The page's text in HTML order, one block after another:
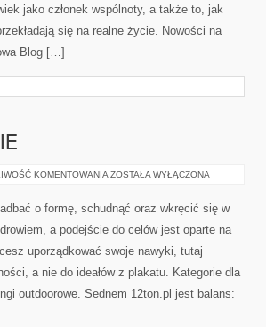
jako członek wspólnoty, a także to, jak
się na realne życie. Nowości na
Blog […]
KOMENTOWANIA FAKTY
O
FITNESSIE
ZOSTAŁA WYŁĄCZONA
o formę, schudnąć oraz wkręcić się w
a podejście do celów jest oparte na
uporządkować swoje nawyki, tutaj
a nie do ideałów z plakatu. Kategorie dla
outdoorowe. Sednem 12ton.pl jest balans: